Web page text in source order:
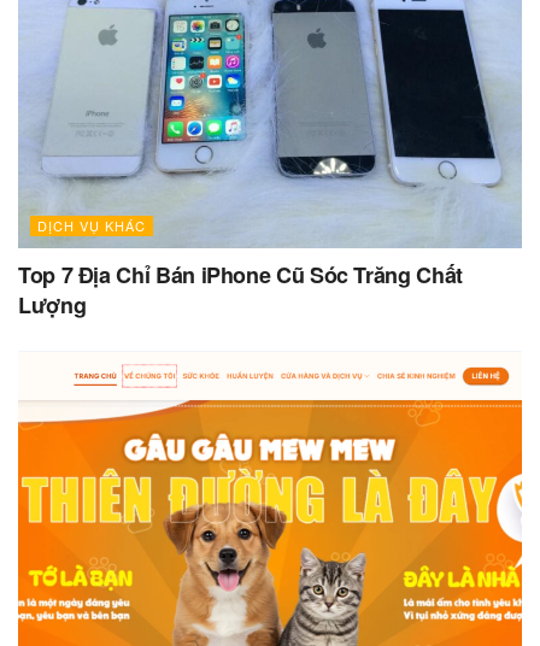
DỊCH VỤ KHÁC
Top 7 Địa Chỉ Bán iPhone Cũ Sóc Trăng Chất
Lượng